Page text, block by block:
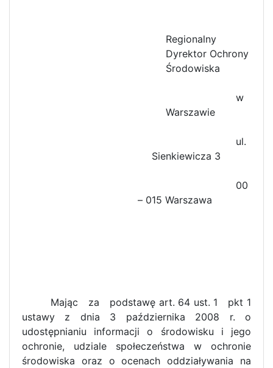
Regionalny
Dyrektor Ochrony
Środowiska
w
Warszawie
ul.
Sienkiewicza 3
00
– 015 Warszawa
Mając za podstawę art. 64 ust. 1 pkt 1
ustawy z dnia 3 października 2008 r. o
udostępnianiu informacji o środowisku i jego
ochronie, udziale społeczeństwa w ochronie
środowiska oraz o ocenach oddziaływania na